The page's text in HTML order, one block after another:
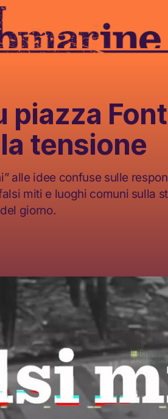
piazza
tensione
alle idee confuse sulle
miti e luoghi comuni sulla
giorno.